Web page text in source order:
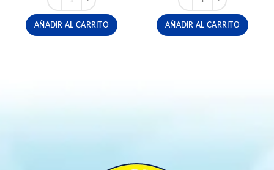
AÑADIR AL CARRITO AÑADIR AL CARRITO